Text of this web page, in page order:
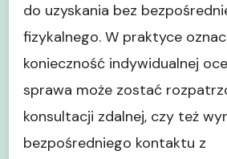
do uzyskania bez
fizykalnego. W praktyce
konieczność indywidualnej
sprawa może zostać
konsultacji zdalnej, czy też
bezpośredniego kontaktu z